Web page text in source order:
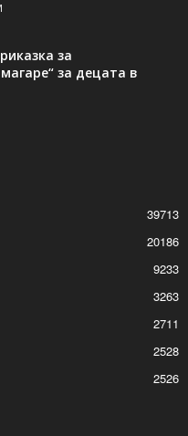
за
за децата в
39713
20186
9233
3263
2711
2528
2526